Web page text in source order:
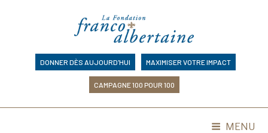
DONNER DÈS AUJOURD'HUI MAXIMISER VOTRE IMPACT
CAMPAGNE 100 POUR 100
MENU